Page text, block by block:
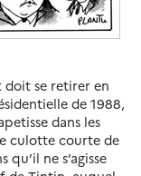
doit se retirer en
de 1988,
dans les
culotte courte de
ne s’agisse